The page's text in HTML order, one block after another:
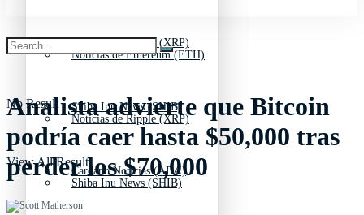
Noticias de Ripple (XRP)
Shiba Inu News (SHIB)
Cardano Noticias (ADA)
Noticias de Ethereum (ETH)
Noticias de Ripple (XRP)
Shiba Inu News (SHIB)
No Result
View All Result
Analista advierte que Bitcoin
podría caer hasta $50,000 tras
perder los $70,000